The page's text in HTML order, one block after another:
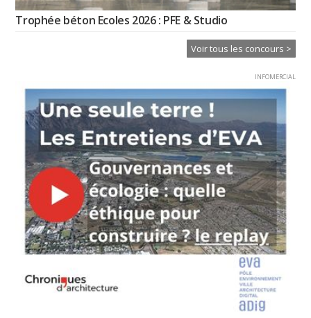
Trophée béton Ecoles 2026 : PFE & Studio
Voir tous les concours >
INFOMERCIAL